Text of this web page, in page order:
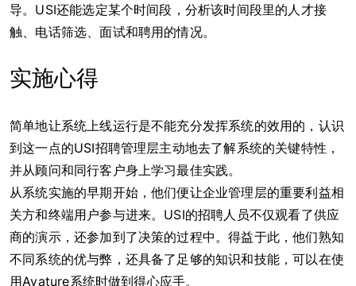
导。USI还能选定某个时间段，分析该时间段里的人才接
触、电话筛选、面试和聘用的情况。
实施心得
简单地让系统上线运行是不能充分发挥系统的效用的，认识
到这一点的USI招聘管理层主动地去了解系统的关键特性，
并从顾问和同行客户身上学习最佳实践。
从系统实施的早期开始，他们便让企业管理层的重要利益相
关方和终端用户参与进来。USI的招聘人员不仅观看了供应
商的演示，还参加到了决策的过程中。得益于此，他们熟知
不同系统的优与弊，还具备了足够的知识和技能，可以在使
用Avature系统时做到得心应手。